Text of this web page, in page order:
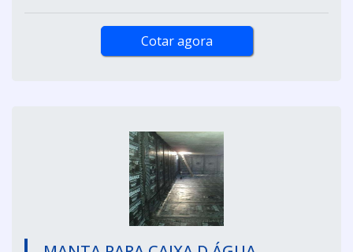
Cotar agora